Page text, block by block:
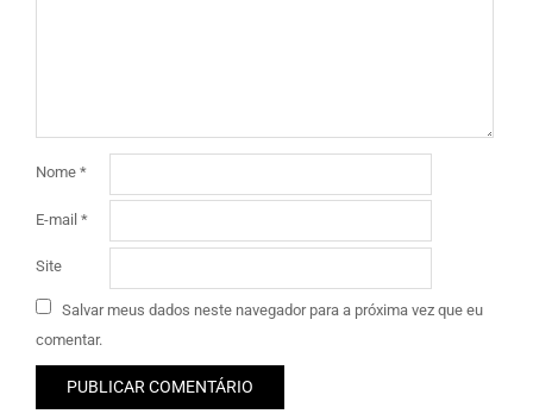
Nome *
E-mail *
Site
Salvar meus dados neste navegador para a próxima vez que eu
comentar.